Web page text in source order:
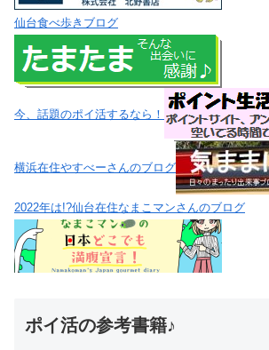
仙台食べ歩きブログ
今、話題のポイ活するなら！
横浜在住やすべーさんのブログ
2022年は!?仙台在住なまこマンさんのブログ
ポイ活の参考書籍♪